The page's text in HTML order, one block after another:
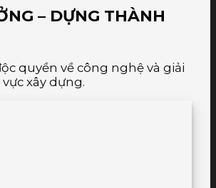
– DỰNG THÀNH
quyền về công nghệ và giải
xây dựng.